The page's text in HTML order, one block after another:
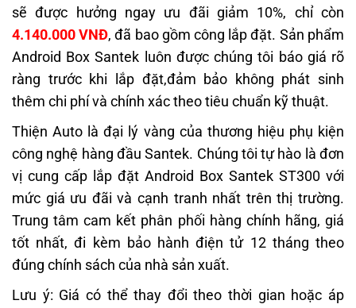
sẽ được hưởng ngay ưu đãi giảm 10%, chỉ còn
4.140.000 VNĐ, đã bao gồm công lắp đặt. Sản phẩm
Android Box Santek luôn được chúng tôi báo giá rõ
ràng trước khi lắp đặt,đảm bảo không phát sinh
thêm chi phí và chính xác theo tiêu chuẩn kỹ thuật.
Thiện Auto là đại lý vàng của thương hiệu phụ kiện
công nghệ hàng đầu Santek. Chúng tôi tự hào là đơn
vị cung cấp lắp đặt Android Box Santek ST300 với
mức giá ưu đãi và cạnh tranh nhất trên thị trường.
Trung tâm cam kết phân phối hàng chính hãng, giá
tốt nhất, đi kèm bảo hành điện tử 12 tháng theo
đúng chính sách của nhà sản xuất.
Lưu ý: Giá có thể thay đổi theo thời gian hoặc áp